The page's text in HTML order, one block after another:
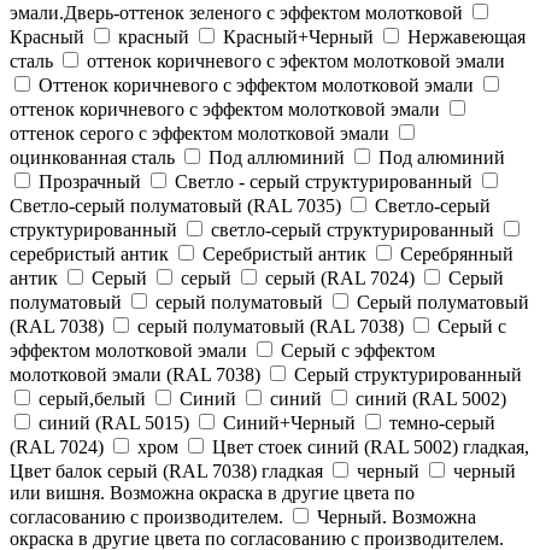
эмали.Дверь-оттенок зеленого с эффектом молотковой
Красный
красный Красный+Черный
Нержавеющая
сталь
оттенок коричневого с эфектом молотковой эмали
Оттенок коричневого с эффектом молотковой эмали
оттенок коричневого с эффектом молотковой эмали
оттенок серого с эффектом молотковой эмали
оцинкованная сталь
Под аллюминий
Под алюминий
Прозрачный
Светло - серый структурированный
Светло-серый полуматовый (RAL 7035)
Светло-серый
структурированный
светло-серый структурированный
серебристый антик
Серебристый антик
Серебрянный
антик
Серый серый серый (RAL 7024)
Серый
полуматовый
серый полуматовый
Серый полуматовый
(RAL 7038)
серый полуматовый (RAL 7038)
Серый с
эффектом молотковой эмали
Серый с эффектом
молотковой эмали (RAL 7038)
Серый структурированный
серый,белый
Синий синий
синий (RAL 5002)
синий (RAL 5015)
Синий+Черный
темно-серый
(RAL 7024)
хром
Цвет стоек синий (RAL 5002) гладкая,
Цвет балок серый (RAL 7038) гладкая
черный
черный
или вишня. Возможна окраска в другие цвета по
согласованию с производителем.
Черный. Возможна
окраска в другие цвета по согласованию с производителем.